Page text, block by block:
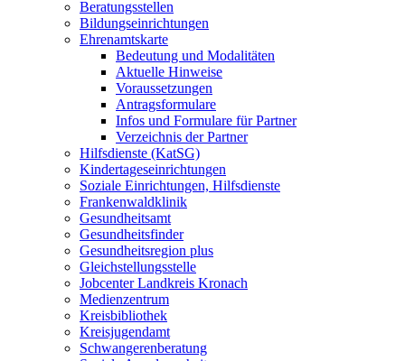
Beratungsstellen
Bildungseinrichtungen
Ehrenamtskarte
Bedeutung und Modalitäten
Aktuelle Hinweise
Voraussetzungen
Antragsformulare
Infos und Formulare für Partner
Verzeichnis der Partner
Hilfsdienste (KatSG)
Kindertageseinrichtungen
Soziale Einrichtungen, Hilfsdienste
Frankenwaldklinik
Gesundheitsamt
Gesundheitsfinder
Gesundheitsregion plus
Gleichstellungsstelle
Jobcenter Landkreis Kronach
Medienzentrum
Kreisbibliothek
Kreisjugendamt
Schwangerenberatung